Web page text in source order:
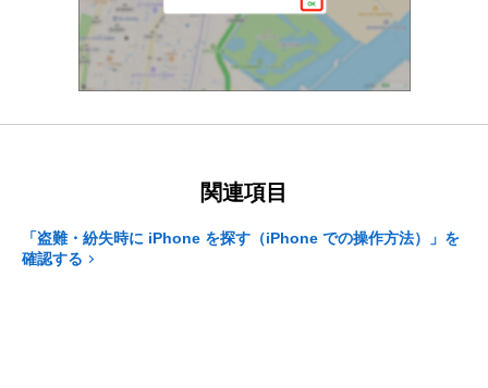
関連項目
「盗難・紛失時に iPhone を探す（iPhone での操作方法）」を
確認する